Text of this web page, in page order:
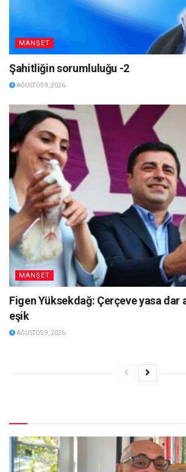
MANŞET
Şahitliğin sorumluluğu -2
AĞUSTOS 9, 2026
MANŞET
Figen Yüksekdağ: Çerçeve yasa dar
eşik
AĞUSTOS 9, 2026